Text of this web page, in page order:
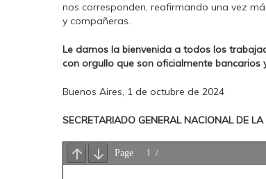
nos corresponden, reafirmando una vez
y compañeras.
Le damos la bienvenida a todos los
con orgullo que son oficialmente bancarios
Buenos Aires, 1 de octubre de 2024
SECRETARIADO GENERAL NACIONAL DE